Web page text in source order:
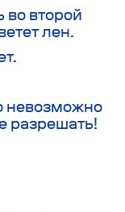
второй
лен.
невозможно
разрешать!